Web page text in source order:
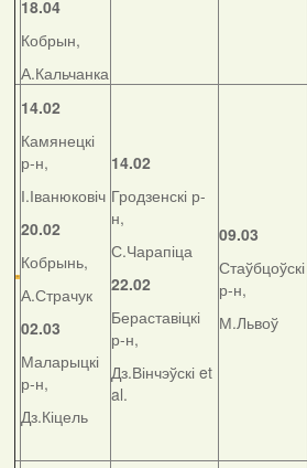
18.04
Кобрын,
А.Кальчанка
14.02
Камянецкі
р-н,
І.Іванюковіч
20.02
Кобрынь,
А.Страчук
02.03
Маларыцкі
р-н,
Дз.Кіцель
14.02
Гродзенскі р-
н,
С.Чарапіца
22.02
Бераставіцкі
р-н,
Дз.Вінчэўскі et
al.
09.03
Стаўбцоўскі
р-н,
М.Львоў